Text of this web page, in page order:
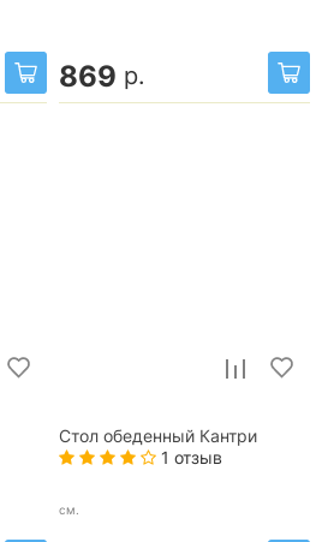
869 р.
Стол обеденный Кантри
1 отзыв
см.